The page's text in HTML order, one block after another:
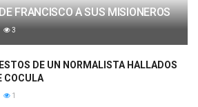
FRANCISCO A SUS MISIONEROS
3
DE UN NORMALISTA HALLADOS
COCULA
1